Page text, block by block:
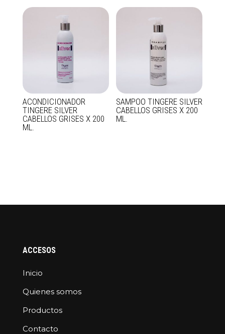
ACONDICIONADOR
TINGERE SILVER
CABELLOS GRISES X 200
ML.
SAMPOO TINGERE SILVER
CABELLOS GRISES X 200
ML.
ACCESOS
Inicio
Quienes somos
Productos
Contacto